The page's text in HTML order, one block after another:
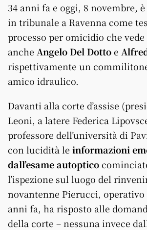
34 anni fa e oggi, 8 novembre,
in tribunale a Ravenna come
processo per omicidio che vede
anche Angelo Del Dottoe
rispettivamente un
amico idraulico.
Davanti alla corte d’assise
Leoni, a latere Federica
professore dell’università di
con lucidità le informazioni
dall’esame autoptico
l’ispezione sul luogo del
novantenne Pierucci,
anni fa, ha risposto alle
della corte – nessuna invece